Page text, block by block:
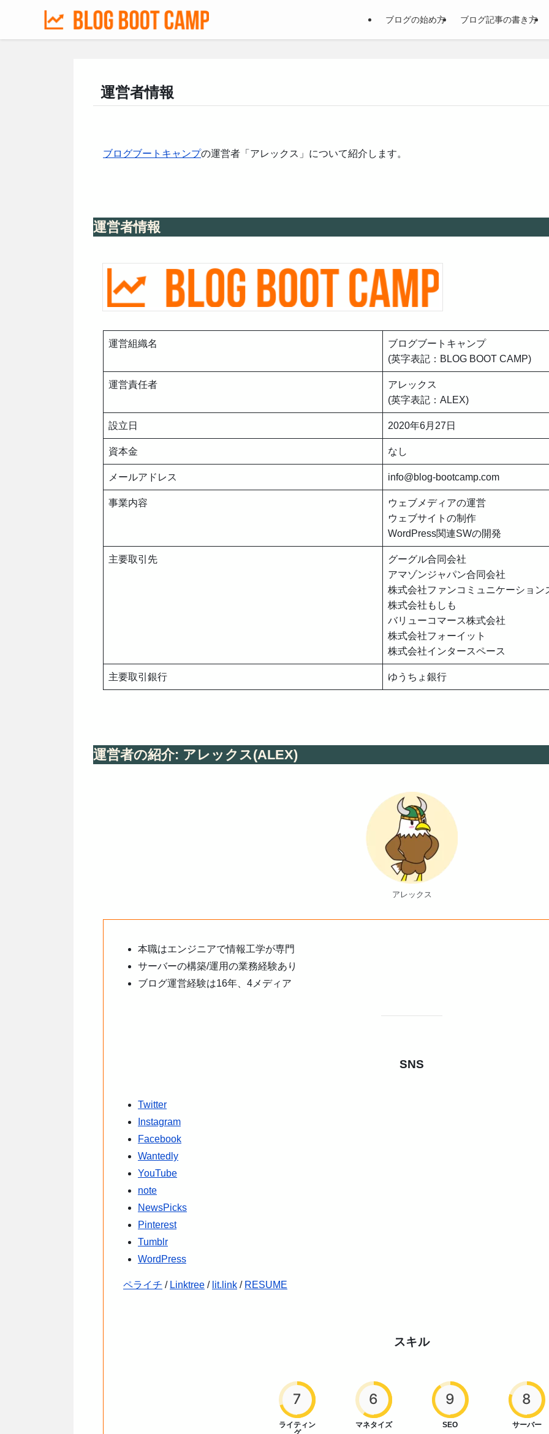
ブログの始め方 ブログ記事の書き方
運営者情報
ブログブートキャンプの運営者「アレックス」について紹介します。
運営者情報
運営組織名
ブログブートキャンプ
(英字表記：BLOG BOOT CAMP)
運営責任者
アレックス
(英字表記：ALEX)
設立日 2020年6月27日
資本金 なし
メールアドレス info@blog-bootcamp.com
事業内容
ウェブメディアの運営
ウェブサイトの制作
WordPress関連SWの開発
主要取引先
グーグル合同会社
アマゾンジャパン合同会社
株式会社ファンコミュニケーション
株式会社もしも
バリューコマース株式会社
株式会社フォーイット
株式会社インタースペース
主要取引銀行 ゆうちょ銀行
運営者の紹介: アレックス(ALEX)
アレックス
本職はエンジニアで情報工学が専門
サーバーの構築/運用の業務経験あり
ブログ運営経験は16年、4メディア
SNS
Twitter
Instagram
Facebook
Wantedly
YouTube
note
NewsPicks
Pinterest
Tumblr
WordPress
ペライチ / Linktree / lit.link / RESUME
スキル
7
ライティン
6
マネタイズ
9
SEO
8
サーバー